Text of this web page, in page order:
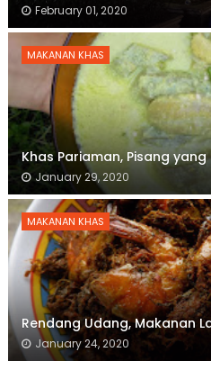
February 01, 2020
MAKANAN KHAS
Khas Pariaman, Pisang
January 29, 2020
MAKANAN KHAS
Rendang Udang, Makanan
January 24, 2020